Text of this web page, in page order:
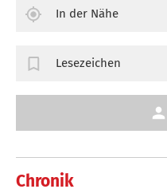
Chronik
In der Nähe
Lesezeichen